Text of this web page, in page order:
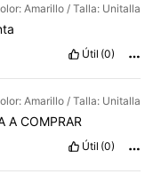
Amarillo / Talla: Unitalla
Útil (0)
Amarillo / Talla: Unitalla
ACOMPRAR
Útil (0)